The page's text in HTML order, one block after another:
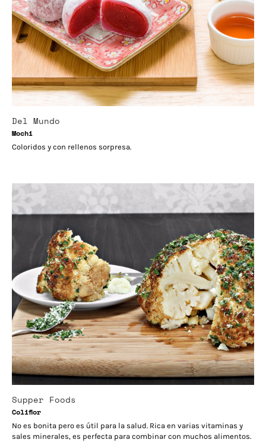
Del Mundo
Mochi
Coloridos y con rellenos sorpresa.
Supper Foods
Coliflor
No es bonita pero es útil para la salud. Rica en varias vitaminas y
sales minerales, es perfecta para combinar con muchos alimentos.